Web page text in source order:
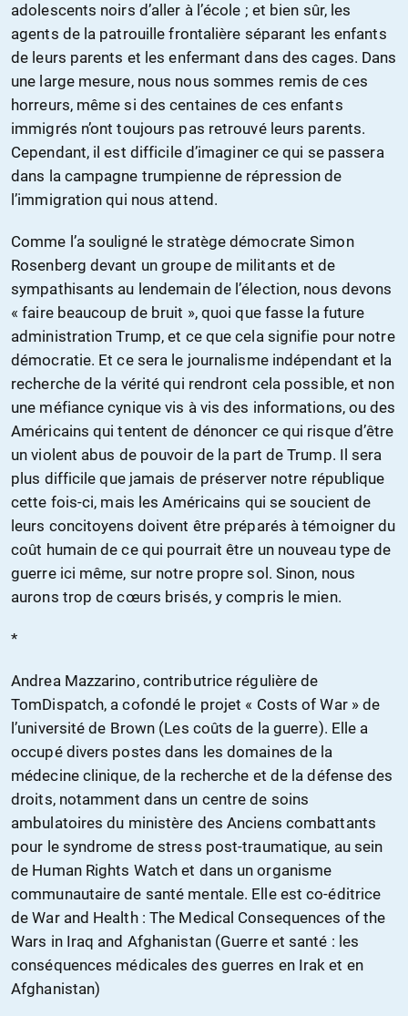
adolescents noirs d’aller à l’école ; et bien sûr, les
agents de la patrouille frontalière séparant les enfants
de leurs parents et les enfermant dans des cages. Dans
une large mesure, nous nous sommes remis de ces
horreurs, même si des centaines de ces enfants
immigrés n’ont toujours pas retrouvé leurs parents.
Cependant, il est difficile d’imaginer ce qui se passera
dans la campagne trumpienne de répression de
l’immigration qui nous attend.
Comme l’a souligné le stratège démocrate Simon
Rosenberg devant un groupe de militants et de
sympathisants au lendemain de l’élection, nous devons
« faire beaucoup de bruit », quoi que fasse la future
administration Trump, et ce que cela signifie pour notre
démocratie. Et ce sera le journalisme indépendant et la
recherche de la vérité qui rendront cela possible, et non
une méfiance cynique vis à vis des informations, ou des
Américains qui tentent de dénoncer ce qui risque d’être
un violent abus de pouvoir de la part de Trump. Il sera
plus difficile que jamais de préserver notre république
cette fois-ci, mais les Américains qui se soucient de
leurs concitoyens doivent être préparés à témoigner du
coût humain de ce qui pourrait être un nouveau type de
guerre ici même, sur notre propre sol. Sinon, nous
aurons trop de cœurs brisés, y compris le mien.
*
Andrea Mazzarino, contributrice régulière de
TomDispatch, a cofondé le projet « Costs of War » de
l’université de Brown (Les coûts de la guerre). Elle a
occupé divers postes dans les domaines de la
médecine clinique, de la recherche et de la défense des
droits, notamment dans un centre de soins
ambulatoires du ministère des Anciens combattants
pour le syndrome de stress post-traumatique, au sein
de Human Rights Watch et dans un organisme
communautaire de santé mentale. Elle est co-éditrice
de War and Health : The Medical Consequences of the
Wars in Iraq and Afghanistan (Guerre et santé : les
conséquences médicales des guerres en Irak et en
Afghanistan)